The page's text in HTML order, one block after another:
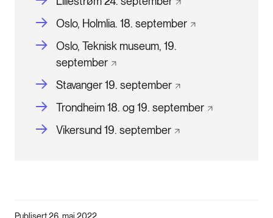
Oslo, Holmlia. 18. september
Oslo, Teknisk museum, 19.
september
Stavanger 19. september
Trondheim 18. og 19. september
Vikersund 19. september
Publisert 26. mai 2022